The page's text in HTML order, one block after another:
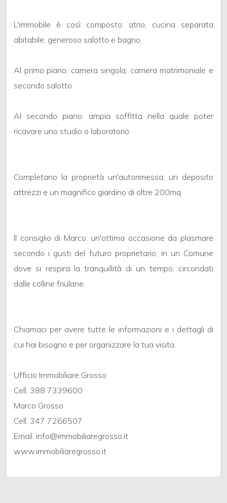
L'immobile è così composto: atrio, cucina separata
abitabile, generoso salotto e bagno.
Al primo piano: camera singola, camera matrimoniale e
secondo salotto.
Al secondo piano: ampia soffitta nella quale poter
ricavare uno studio o laboratorio.
Completano la proprietà un'autorimessa, un deposito
attrezzi e un magnifico giardino di oltre 200mq.
Il consiglio di Marco: un'ottima occasione da plasmare
secondo i gusti del futuro proprietario, in un Comune
dove si respira la tranquillità di un tempo, circondati
dalle colline friulane.
Chiamaci per avere tutte le informazioni e i dettagli di
cui hai bisogno e per organizzare la tua visita.
Ufficio Immobiliare Grosso
Cell. 388 7339600
Marco Grosso
Cell. 347 7266507
Email. info@immobiliaregrosso.it
www.immobiliaregrosso.it
Bagni
minimi
4
5+